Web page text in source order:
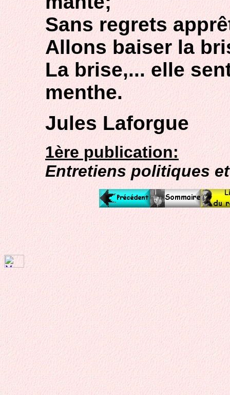
Sans regrets
Allons baiser la
La brise,... elle
menthe.
Jules Laforgue
1ère publication:
Entretiens politiques